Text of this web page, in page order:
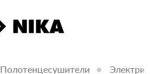
Полотенцесушители